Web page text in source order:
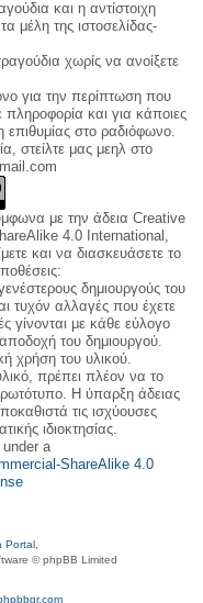
και η αντίστοιχη
μέλη της ιστοσελίδας-
χωρίς να ανοίξετε
για την περίπτωση που
και για κάποιες
επιθυμίας στο ραδιόφωνο.
στείλτε μας μεηλ στο
με την άδεια Creative
4.0 International,
και να διασκευάσετε το
δημιουργούς του
τυχόν αλλαγές που έχετε
γίνονται με κάθε εύλογο
του δημιουργού.
χρήση του υλικού.
πρέπει πλέον να το
Η ύπαρξη άδειας
τις ισχύουσες
ιδιοκτησίας.
a
ShareAlike 4.0
Portal
© phpBB Limited